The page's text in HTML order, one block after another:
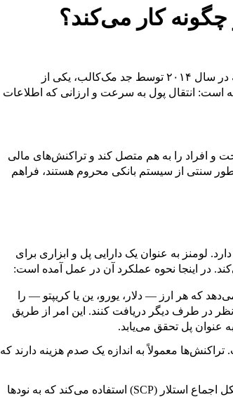
استلار لومنز یک شبکه بلاکچین غیرمتمرکز و متن‌باز است که در سال ۲۰۱۴ توسط جد مک‌کالب، یکی از
است: انتقال پول به سرعت و ارزانی که اطلاعات
و افراد را به هم متصل کند و تراکنش‌های مالی
سنتی از سیستم بانکی محروم هستند، فراهم
لومنز به عنوان یک دارایی پل و ابزاری برای
در اینجا نحوه عملکرد آن در عمل آمده است:
که هر ارز — دلار، یورو، ین یا کریپتو — را
نظر در طرف دیگر دریافت کنند. این امر از طریق
عنوان پل تحقق می‌یابد.
معمولاً به اندازه یک صدم هزینه دارند که
به جای استخراج انرژی‌بر، استلار از پروتکل اجماع استلار (SCP) استفاده می‌کند که به نودها